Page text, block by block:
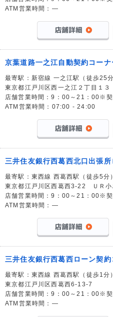
ATM営業時間：―
京葉道路一之江自動契約コーナ
最寄駅：新宿線 一之江駅（徒歩25分
東京都江戸川区西一之江２丁目１３
店舗営業時間：9：00～21：00※契
ATM営業時間：07:00 - 24:00
三井住友銀行西葛西北口出張
最寄駅：東西線 西葛西駅（徒歩5分）
東京都江戸川区西葛西3-22 ＵＲ
店舗営業時間：9：00～21：00※契
ATM営業時間：―
三井住友銀行西葛西ローン契約
最寄駅：東西線 西葛西駅（徒歩1分）
東京都江戸川区西葛西6-13-7
店舗営業時間：9：00～21：00※契
ATM営業時間：―